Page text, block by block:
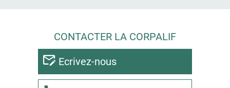
CONTACTER LA CORPALIF
Ecrivez-nous